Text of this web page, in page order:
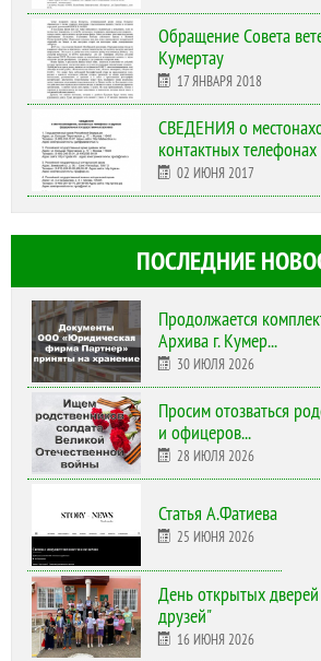
Обращение Совета
Кумертау
17 ЯНВАРЯ 2018
СВЕДЕНИЯ о
контактных телефонах
02 ИЮНЯ 2017
ПОСЛЕДНИЕ
Продолжается
Архива г. Кумер...
30 ИЮЛЯ 2026
Просим отозваться
и офицеров...
28 ИЮЛЯ 2026
Статья А.Фатиева
25 ИЮНЯ 2026
День открытых
друзей"
16 ИЮНЯ 2026